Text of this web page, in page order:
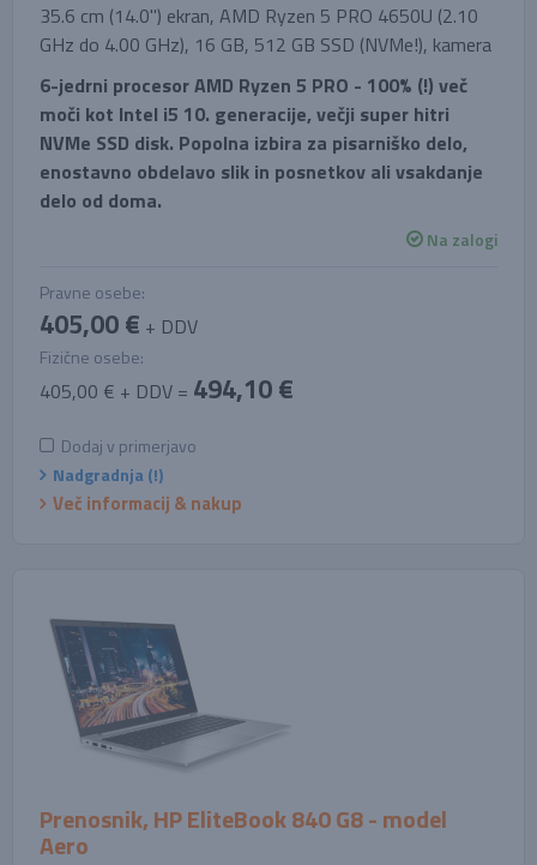
35.6 cm (14.0'') ekran, AMD Ryzen 5 PRO 4650U (2.10
GHz do 4.00 GHz), 16 GB, 512 GB SSD (NVMe!), kamera
6-jedrni procesor AMD Ryzen 5 PRO - 100% (!) več
moči kot Intel i5 10. generacije, večji super hitri
NVMe SSD disk. Popolna izbira za pisarniško delo,
enostavno obdelavo slik in posnetkov ali vsakdanje
delo od doma.
Na zalogi
Pravne osebe:
405,00 € + DDV
Fizične osebe:
405,00 € + DDV = 494,10 €
Dodaj v primerjavo
Nadgradnja (!)
Več informacij & nakup
Prenosnik, HP EliteBook 840 G8 - model
Aero